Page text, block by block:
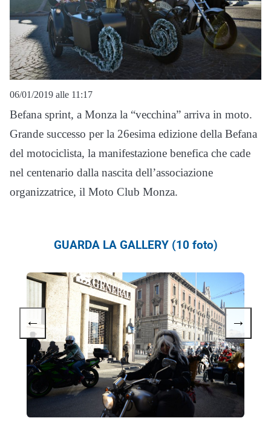
06/01/2019 alle 11:17
Befana sprint, a Monza la “vecchina” arriva in moto.
Grande successo per la 26esima edizione della Befana
del motociclista, la manifestazione benefica che cade
nel centenario dalla nascita dell’associazione
organizzatrice, il Moto Club Monza.
GUARDA LA GALLERY (10 foto)
← →